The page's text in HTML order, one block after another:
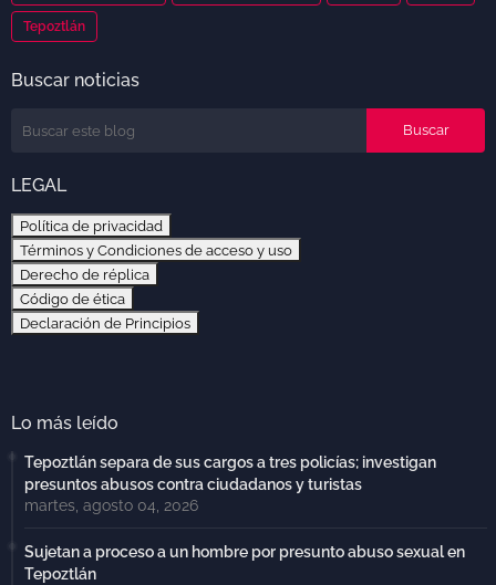
Tepoztlán
Buscar noticias
LEGAL
Política de privacidad
Términos y Condiciones de acceso y uso
Derecho de réplica
Código de ética
Declaración de Principios
Lo más leído
Tepoztlán separa de sus cargos a tres policías; investigan
presuntos abusos contra ciudadanos y turistas
martes, agosto 04, 2026
Sujetan a proceso a un hombre por presunto abuso sexual en
Tepoztlán